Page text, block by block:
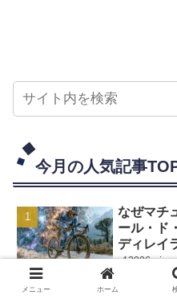
今月の人気記事
なぜマチ
ール・ド
ディレイ
13006
ツール
メニュー ホーム